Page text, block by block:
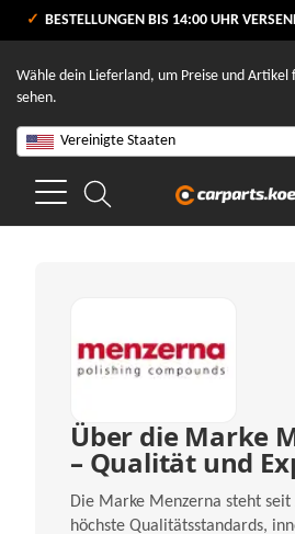
VERSANDKOSTENFREI AB 80 €
BESTELLUNGEN BIS 14:00 UHR VERSENDEN
Wähle dein Lieferland, um Preise und Artikel
sehen.
Vereinigte Staaten
Über die Marke
– Qualität und
Die Marke Menzerna steht seit
höchste Qualitätsstandards,